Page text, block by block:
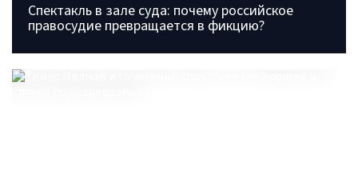
Спектакль в зале суда: почему российское
правосудие превращается в фикцию?